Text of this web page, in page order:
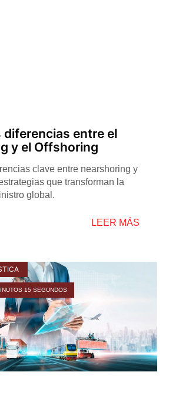
diferencias entre el
y el Offshoring
clave entre nearshoring y
que transforman la
global.
LEER MÁS
15 SEGUNDOS